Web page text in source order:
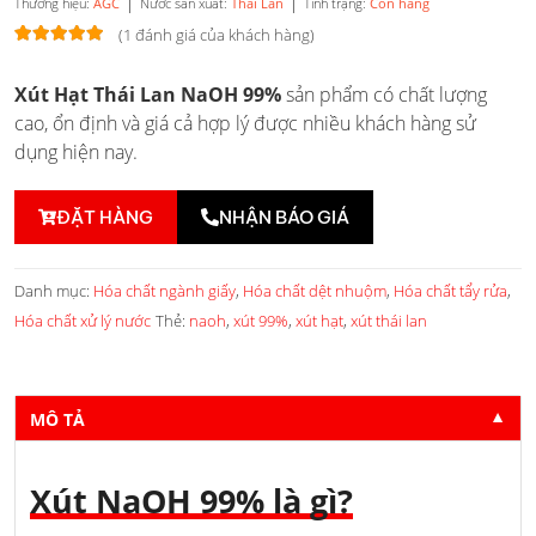
dựa trên
đánh giá
(1 đánh giá của khách hàng)
Xút Hạt Thái Lan NaOH 99%sản phẩm có chất lượng
cao, ổn định và giá cả hợp lý được nhiều khách hàng sử
dụng hiện nay.
ĐẶT HÀNG NHẬN BÁO GIÁ
Danh mục: Hóa chất ngành giấy, Hóa chất dệt nhuộm, Hóa chất tẩy rửa,
Hóa chất xử lý nước Thẻ: naoh, xút 99%, xút hạt, xút thái lan
MÔ TẢ ▼
Xút NaOH 99% là gì?